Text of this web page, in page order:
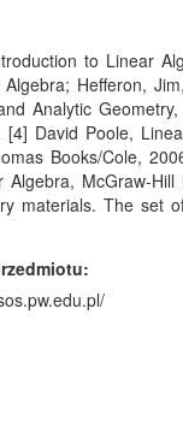
to Linear
Hefferon,
Analytic
[4] David Poole,
Books/Cole,
Algebra, McGraw-Hill
materials. The set